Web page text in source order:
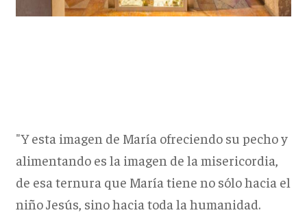
"Y esta imagen de María ofreciendo su pecho y
alimentando es la imagen de la misericordia,
de esa ternura que María tiene no sólo hacia el
niño Jesús, sino hacia toda la humanidad.